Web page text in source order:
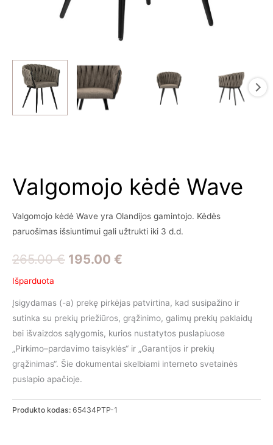
Valgomojo kėdė Wave
Valgomojo kėdė Wave yra Olandijos gamintojo. Kėdės
paruošimas išsiuntimui gali užtrukti iki 3 d.d.
265.00€ Original
was:
265.00 €.
195.00 €
is:
195.00 €.
Išparduota
Įsigydamas (-a) prekę pirkėjas patvirtina, kad susipažino ir
sutinka su prekių priežiūros, grąžinimo, galimų prekių paklaidų
bei išvaizdos sąlygomis, kurios nustatytos puslapiuose
„Pirkimo–pardavimo taisyklės“ ir „Garantijos ir prekių
grąžinimas“. Šie dokumentai skelbiami interneto svetainės
puslapio apačioje.
Produkto kodas: 65434PTP-1